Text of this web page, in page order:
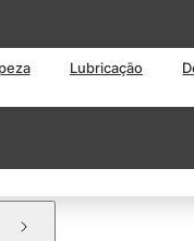
Lubricação